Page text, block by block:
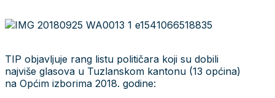
TIP objavljuje rang listu političara koji su dobili
najviše glasova u Tuzlanskom kantonu (13 općina)
na Općim izborima 2018. godine: